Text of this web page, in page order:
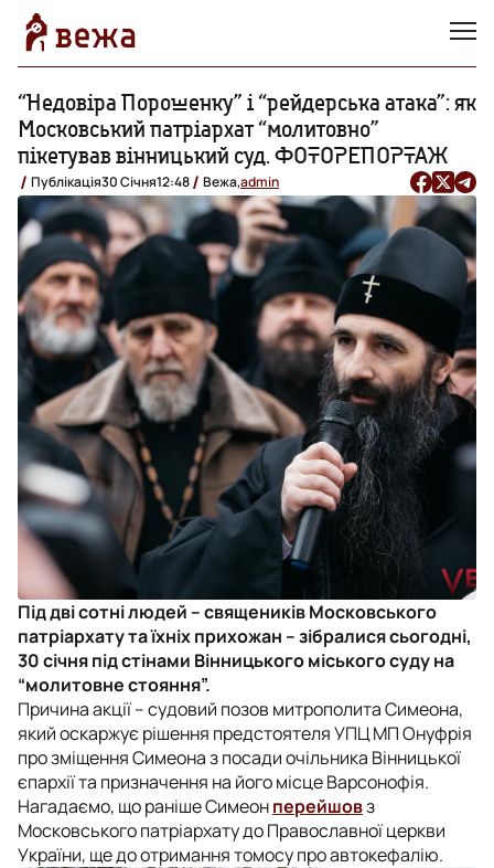
“Недовіра Порошенку” і “рейдерська атака”: як
Московський патріархат “молитовно”
пікетував вінницький суд. ФОТОРЕПОРТАЖ
Публікація30 Січня12:48 Вежа,admin
Під дві сотні людей – священиків Московського
патріархату та їхніх прихожан – зібралися сьогодні,
30 січня під стінами Вінницького міського суду на
“молитовне стояння”.
Причина акції – судовий позов митрополита Симеона,
який оскаржує рішення предстоятеля УПЦ МП Онуфрія
про зміщення Симеона з посади очільника Вінницької
єпархії та призначення на його місце Варсонофія.
Нагадаємо, що раніше Симеонперейшовз
Московського патріархату до Православної церкви
України, ще до отримання томосу про автокефалію.